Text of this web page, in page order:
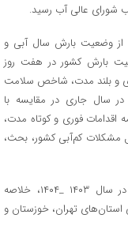
شورای عالی آب رسید.
از وضعیت بارش سال آبی و
بارش کشور در هفت روز
و بلند مدت، شاخص سلامت
سال جاری در مقایسه با
فوری و کوتاه مدت،
کم‌آبی کشور، بحث،
همچنین وزارت نیرو گزارشی از وضعیت تنش آبی در سال ۱۴۰۳ _‌۱۴۰۴، خلاصه
تهران، خوزستان و